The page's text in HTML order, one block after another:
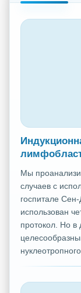
Мы
случаев с
госпитале
использован
протокол. Но в
нуклеотропного